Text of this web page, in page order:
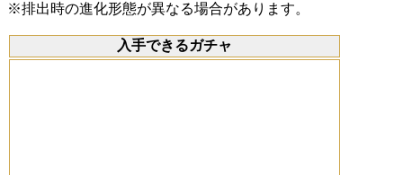
※排出時の進化形態が異なる場合があります。
入手できるガチャ